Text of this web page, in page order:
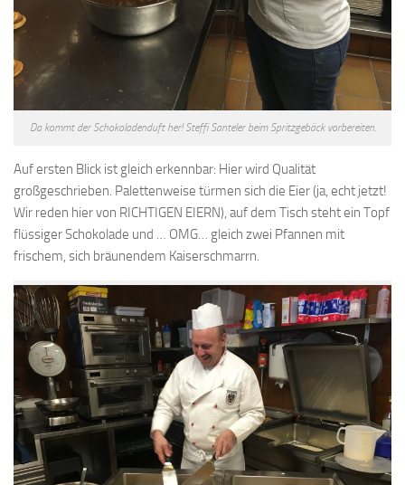
Da kommt der Schokoladenduft her! Steffi Santeler beim Spritzgebäck vorbereiten.
Auf ersten Blick ist gleich erkennbar: Hier wird Qualität
großgeschrieben. Palettenweise türmen sich die Eier (ja, echt jetzt!
Wir reden hier von RICHTIGEN EIERN), auf dem Tisch steht ein Topf
flüssiger Schokolade und … OMG… gleich zwei Pfannen mit
frischem, sich bräunendem Kaiserschmarrn.